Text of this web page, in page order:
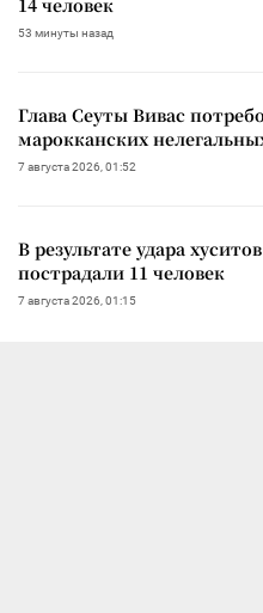
53 минуты назад
Глава Сеуты Вивас
марокканских
7 августа 2026, 01:52
В результате удара
пострадали 11 человек
7 августа 2026, 01:15